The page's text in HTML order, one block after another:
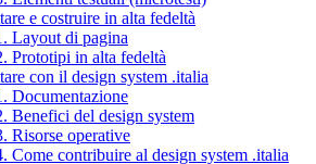
e costruire in alta fedeltà
Layout di pagina
Prototipi in alta fedeltà
con il design system .italia
Documentazione
Benefici del design system
Risorse operative
Come contribuire al design system .italia